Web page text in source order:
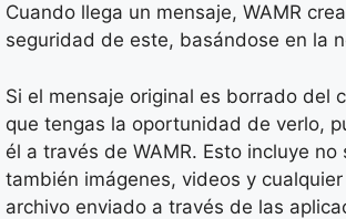
Cuando llega un mensaje, WAMR
seguridad de este, basándose en la
Si el mensaje original es borrado del
que tengas la oportunidad de verlo,
él a través de WAMR. Esto incluye
también imágenes, videos y
archivo enviado a través de las